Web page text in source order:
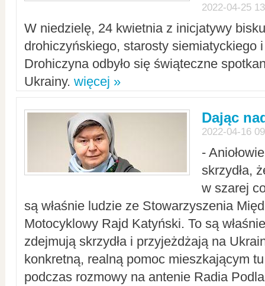
2022-04-25
W niedzielę, 24 kwietnia z inicjatywy
drohiczyńskiego, starosty siemiatyckiego
Drohiczyna odbyło się świąteczne
Ukrainy. więcej »
Dając
2022-04-16
-
skrzydła,
w szarej
są właśnie ludzie ze Stowarzyszenia
Motocyklowy Rajd Katyński. To są
zdejmują skrzydła i przyjeżdżają na
konkretną, realną pomoc mieszkającym
podczas rozmowy na antenie Radia